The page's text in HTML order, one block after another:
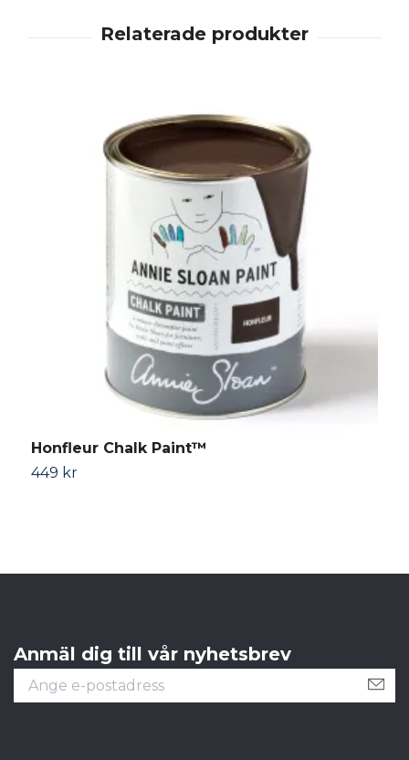
Honfleur Chalk Paint™
449 kr
Anmäl dig till vår nyhetsbrev